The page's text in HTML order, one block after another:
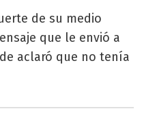
de su medio
que le envió a
aclaró que no tenía